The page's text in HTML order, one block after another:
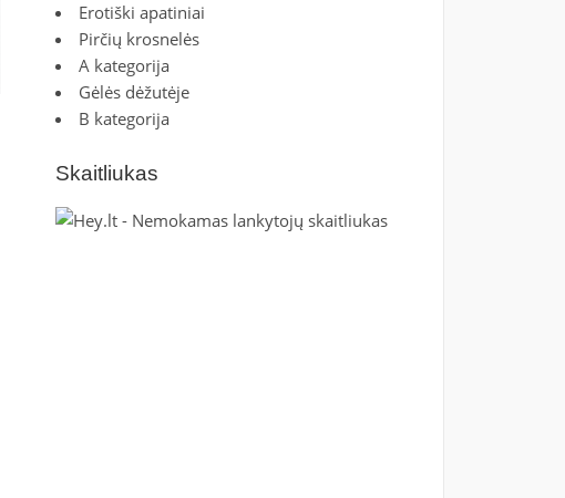
Erotiški apatiniai
Pirčių krosnelės
A kategorija
Gėlės dėžutėje
B kategorija
Skaitliukas